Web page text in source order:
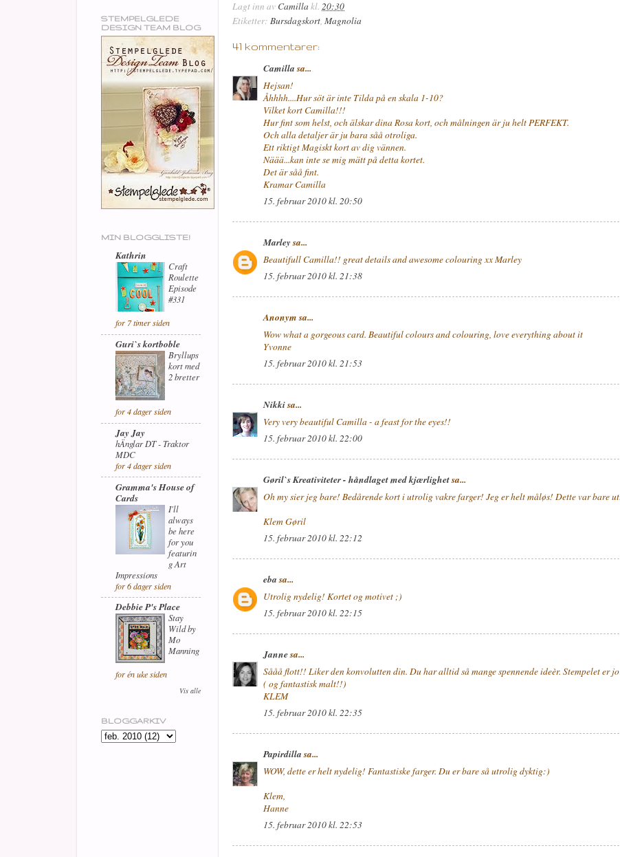
Lagt inn av Camillakl. 20:30
Etiketter: Bursdagskort, Magnolia
41 kommentarer:
Camilla sa...
Hejsan!
Åhhhh....Hur söt är inte Tilda på en skala 1-10?
Vilket kort Camilla!!!
Hur fint som helst, och älskar dina Rosa kort, och målningen är ju helt PERFEKT.
Och alla detaljer är ju bara såå otroliga.
Ett riktigt Magiskt kort av dig vännen.
Näää...kan inte se mig mätt på detta kortet.
Det är såå fint.
Kramar Camilla
15. februar 2010 kl. 20:50
Marley sa...
Beautifull Camilla!! great details and awesome colouring xx Marley
15. februar 2010 kl. 21:38
Anonym sa...
Wow what a gorgeous card. Beautiful colours and colouring, love everything about it
Yvonne
15. februar 2010 kl. 21:53
Nikkisa...
Very very beautiful Camilla - a feast for the eyes!!
15. februar 2010 kl. 22:00
Gøril`s Kreativiteter - håndlaget med kjærlighetsa...
Oh my sier jeg bare! Bedårende kort i utrolig vakre farger! Jeg er helt måløs! Dette var bare
Klem Gøril
15. februar 2010 kl. 22:12
eba sa...
Utrolig nydelig! Kortet og motivet ;)
15. februar 2010 kl. 22:15
Jannesa...
Sååå flott!! Liker den konvolutten din. Du har alltid så mange spennende ideèr. Stempelet er
( og fantastisk malt!!)
KLEM
15. februar 2010 kl. 22:35
Papirdilla sa...
WOW, dette er helt nydelig! Fantastiske farger. Du er bare så utrolig dyktig:)
Klem,
Hanne
15. februar 2010 kl. 22:53
STEMPELGLEDE
DESIGN TEAM BLOG
MIN BLOGGLISTE!
Kathrin
Craft
Roulette
Episode
#331
for 7 timer siden
Guri`s kortboble
Bryllups
kort med
2 bretter
for 4 dager siden
Jay Jay
hÄnglar DT - Traktor
MDC
for 4 dager siden
Gramma's House of
Cards
I'll
always
be here
for you
featurin
g Art
Impressions
for 6 dager siden
Debbie P's Place
Stay
Wild by
Mo
Manning
for én uke siden
Vis alle
BLOGGARKIV